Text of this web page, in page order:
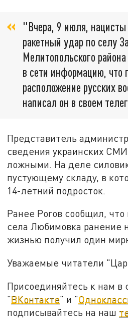
"Вчера, 9 июля, нацисты
ракетный удар по селу
Мелитопольского
в сети информацию, что
расположение русских
написал он в своем
Представитель
сведения украинских СМИ
ложными. На деле
пустующему складу, в
14-летний подросток.
Ранее Рогов сообщил,
села Любимовка ранение
жизнью получил один
Уважаемые читатели
Присоединяйтесь к нам в
"ВКонтакте" и "
подписывайтесь на наш